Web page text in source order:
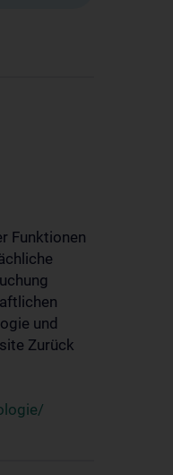
Funktionen
und
Zurück